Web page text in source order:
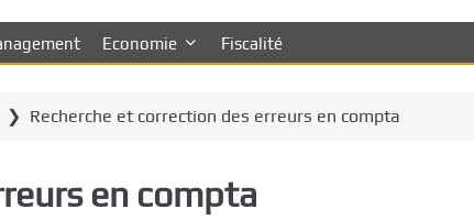
Economie Fiscalité
❯ Recherche et correction des erreurs en compta
en compta